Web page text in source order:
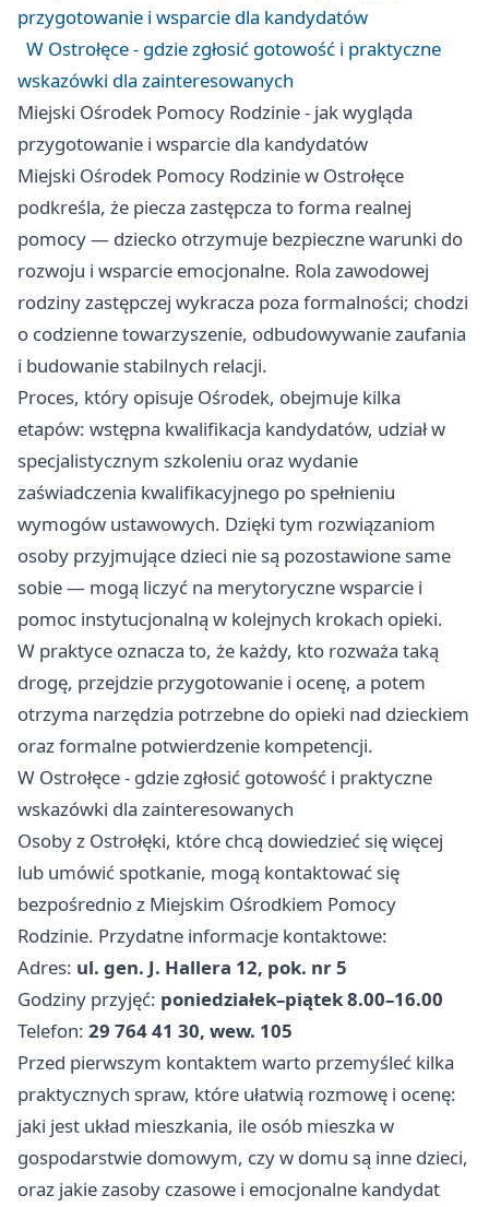
przygotowanie i wsparcie dla kandydatów
W Ostrołęce - gdzie zgłosić gotowość i praktyczne
wskazówki dla zainteresowanych
Miejski Ośrodek Pomocy Rodzinie - jak wygląda
przygotowanie i wsparcie dla kandydatów
Miejski Ośrodek Pomocy Rodzinie w Ostrołęce
podkreśla, że piecza zastępcza to forma realnej
pomocy — dziecko otrzymuje bezpieczne warunki do
rozwoju i wsparcie emocjonalne. Rola zawodowej
rodziny zastępczej wykracza poza formalności; chodzi
o codzienne towarzyszenie, odbudowywanie zaufania
i budowanie stabilnych relacji.
Proces, który opisuje Ośrodek, obejmuje kilka
etapów: wstępna kwalifikacja kandydatów, udział w
specjalistycznym szkoleniu oraz wydanie
zaświadczenia kwalifikacyjnego po spełnieniu
wymogów ustawowych. Dzięki tym rozwiązaniom
osoby przyjmujące dzieci nie są pozostawione same
sobie — mogą liczyć na merytoryczne wsparcie i
pomoc instytucjonalną w kolejnych krokach opieki.
W praktyce oznacza to, że każdy, kto rozważa taką
drogę, przejdzie przygotowanie i ocenę, a potem
otrzyma narzędzia potrzebne do opieki nad dzieckiem
oraz formalne potwierdzenie kompetencji.
W Ostrołęce - gdzie zgłosić gotowość i praktyczne
wskazówki dla zainteresowanych
Osoby z Ostrołęki, które chcą dowiedzieć się więcej
lub umówić spotkanie, mogą kontaktować się
bezpośrednio z Miejskim Ośrodkiem Pomocy
Rodzinie. Przydatne informacje kontaktowe:
Adres: ul. gen. J. Hallera 12, pok. nr 5
Godziny przyjęć: poniedziałek–piątek 8.00–16.00
Telefon: 29 764 41 30, wew. 105
Przed pierwszym kontaktem warto przemyśleć kilka
praktycznych spraw, które ułatwią rozmowę i ocenę:
jaki jest układ mieszkania, ile osób mieszka w
gospodarstwie domowym, czy w domu są inne dzieci,
oraz jakie zasoby czasowe i emocjonalne kandydat